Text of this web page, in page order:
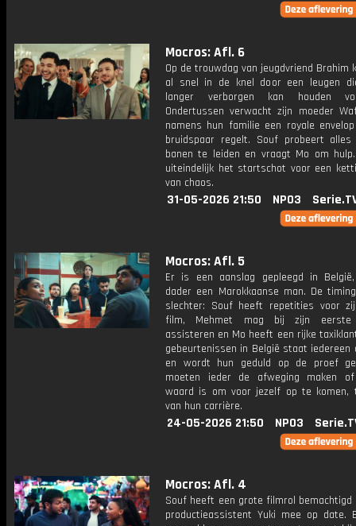
Mocros: Afl. 6
Op de trouwdag van jeugdvriend Brahim
al snel in de knel door een leugen
langer verborgen kan houden
Ondertussen verwacht zijn moeder
namens hun familie een royale
bruidspaar regelt. Souf probeert
banen te leiden en vraagt Mo om
uiteindelijk het startschot voor een
van chaos.
31-05-2026 21:50 NPO3
Mocros: Afl. 5
Er is een aanslag gepleegd in
dader een Marokkaanse man. De
slechter: Souf heeft repetities voor
film, Mehmet mag bij zijn eerste
assisteren en Mo heeft een rijke
gebeurtenissen in België staat iedereen
en wordt hun geduld op de proef
moeten ieder de afweging maken
waard is om voor jezelf op te komen,
van hun carrière.
24-05-2026 21:50 NPO3
Mocros: Afl. 4
Souf heeft een grote filmrol bemachtigd
productieassistent Yuki mee op date.